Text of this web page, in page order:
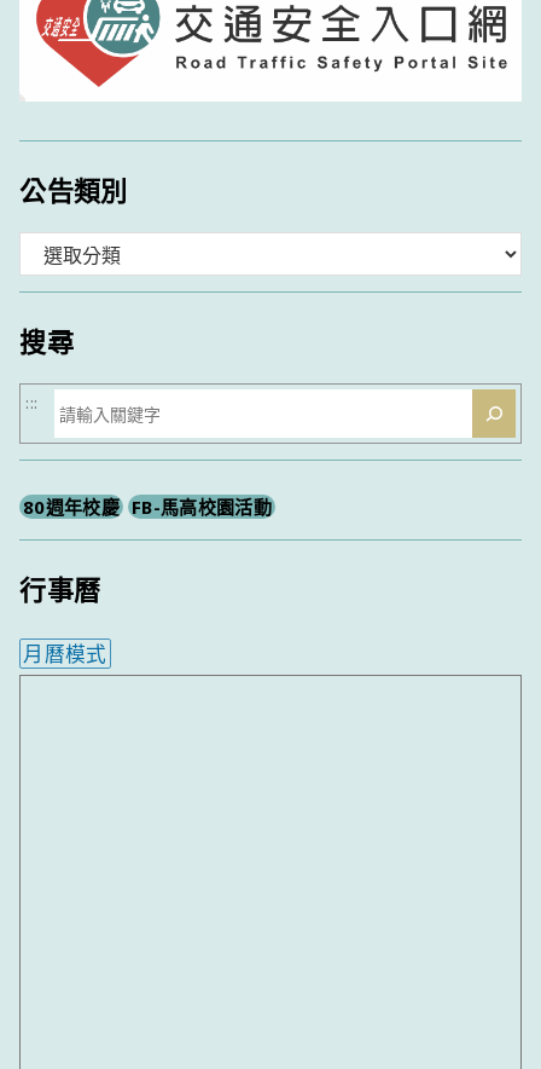
公告類別
類
搜尋
搜
尋
:::
80週年校慶 FB-馬高校園活動
行事曆
月曆模式